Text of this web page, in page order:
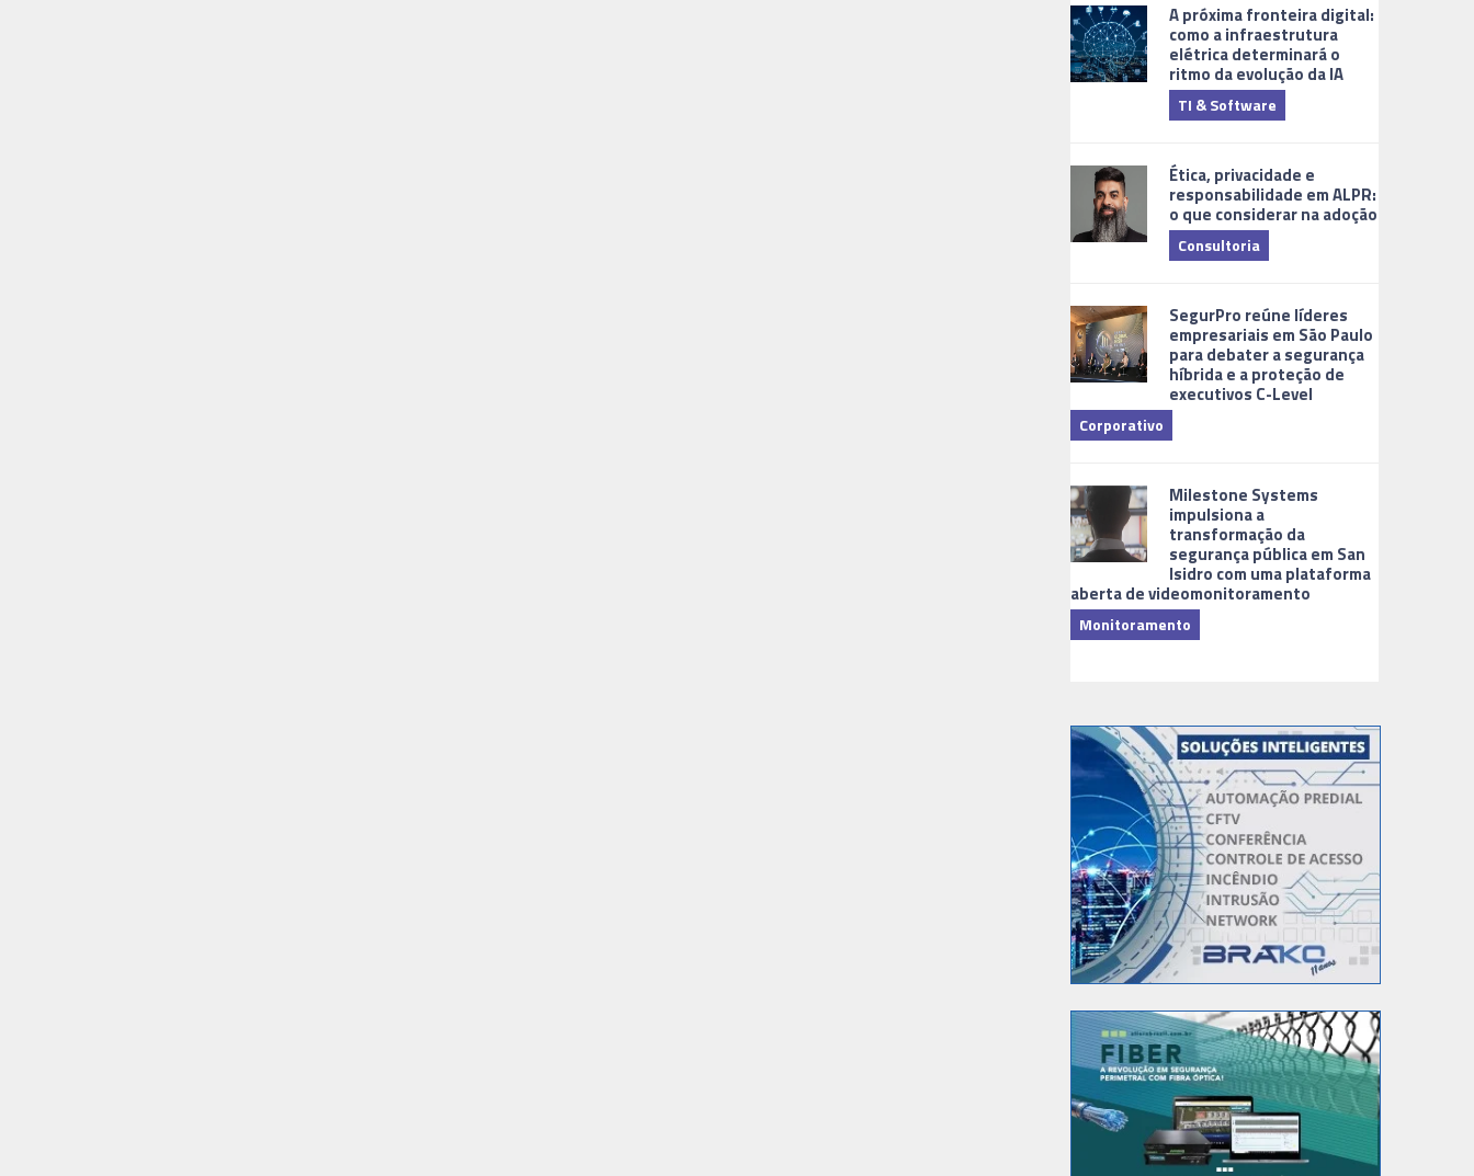
A próxima fronteira digital:
como a infraestrutura
elétrica determinará o
ritmo da evolução da IA
TI & Software
Ética, privacidade e
responsabilidade em ALPR:
o que considerar na adoção
Consultoria
SegurPro reúne líderes
empresariais em São Paulo
para debater a segurança
híbrida e a proteção de
executivos C-Level
Corporativo
Milestone Systems
impulsiona a
transformação da
segurança pública em San
Isidro com uma plataforma
aberta de videomonitoramento
Monitoramento